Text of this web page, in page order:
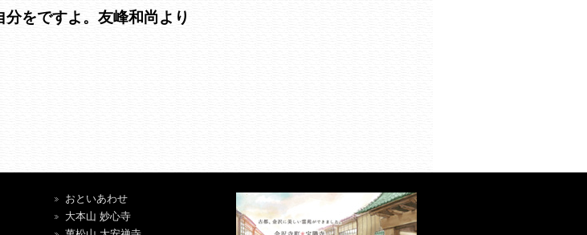
をですよ。友峰和尚より
おといあわせ
大本山 妙心寺